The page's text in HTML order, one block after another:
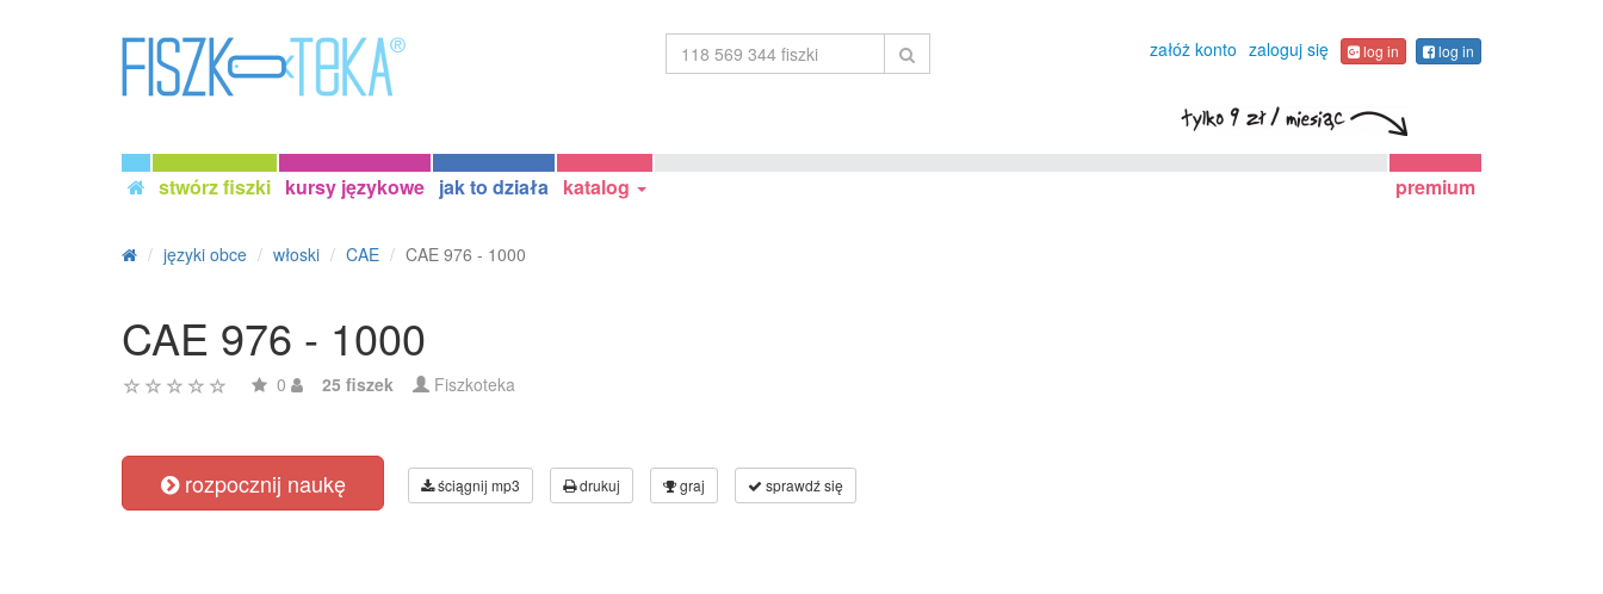
załóż konto zaloguj się log in log in
stwórz fiszki kursy językowe jak to działa katalog premium
języki obce włoski CAE CAE 976 - 1000
CAE 976 - 1000
0 25 fiszek Fiszkoteka
rozpocznij naukę ściągnij mp3 drukuj graj sprawdź się